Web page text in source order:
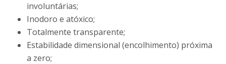
involuntárias;
Inodoro e atóxico;
Totalmente transparente;
Estabilidade dimensional (encolhimento) próxima
a zero;